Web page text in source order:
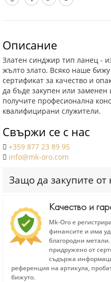
Описание
Златен синджир тип ланец -
жълто злато. Всяко наше
сертификат за качество и
да бъде закупен или заменен
получите професионална
квалифицирани служители.
Свържи се с нас
+359 877 23 89 95
info@mk-oro.com
Защо да закупите от
Качество и
Mk-Oro е
финансите и има
благородни
придружено от
съдържа
референция на артикула,
бижуто.